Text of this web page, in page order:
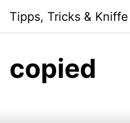
content
Tipps, Tricks & Kniffe
copied